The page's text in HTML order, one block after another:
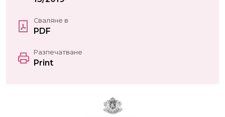
Сваляне в
PDF
Разпечатване
Print